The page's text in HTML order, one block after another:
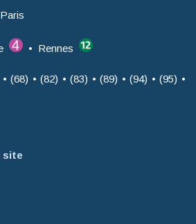
• Rennes
(68) • (82) • (83) • (89) • (94) • (95) •
site